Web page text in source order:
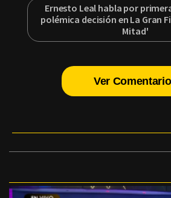
Ernesto Leal habla por
polémica decisión en La Gran
Mitad'
Ver